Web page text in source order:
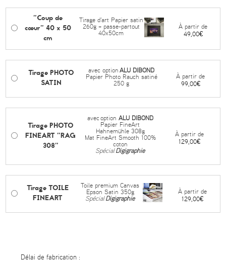
"Coup de
cœur" 40 x 50
cm
Tirage d'art Papier satin
260g + passe-partout
40x50cm
À partir de
49,00€
Tirage PHOTO
SATIN
avec optionALU DIBOND
Papier Photo Rauch satiné
250 g
À partir de
99,00€
Tirage PHOTO
FINEART "RAG
308"
avecoption ALU DIBOND
Papier FineArt
Hahnemühle 308g
Mat FineArt Smooth 100%
coton
SpécialDigigraphie
À partir de
129,00€
Tirage TOILE
FINEART
Toile premium Canvas
Epson Satin 350g
SpécialDigigraphie
À partir de
129,00€
Délai de fabrication :